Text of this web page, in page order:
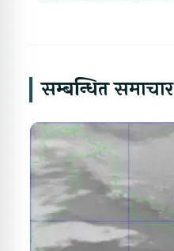
सम्बन्धित समाचार